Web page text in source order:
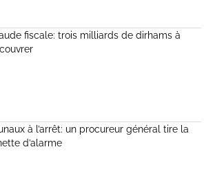
fiscale: trois milliards de dirhams à
à l’arrêt: un procureur général tire la
d’alarme